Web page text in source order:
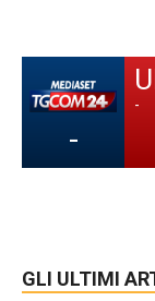
-
-
GLI ULTIMI